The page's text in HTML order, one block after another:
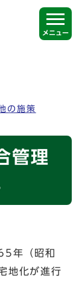
メニュー
の施策
管理
年（昭和
地化が進行